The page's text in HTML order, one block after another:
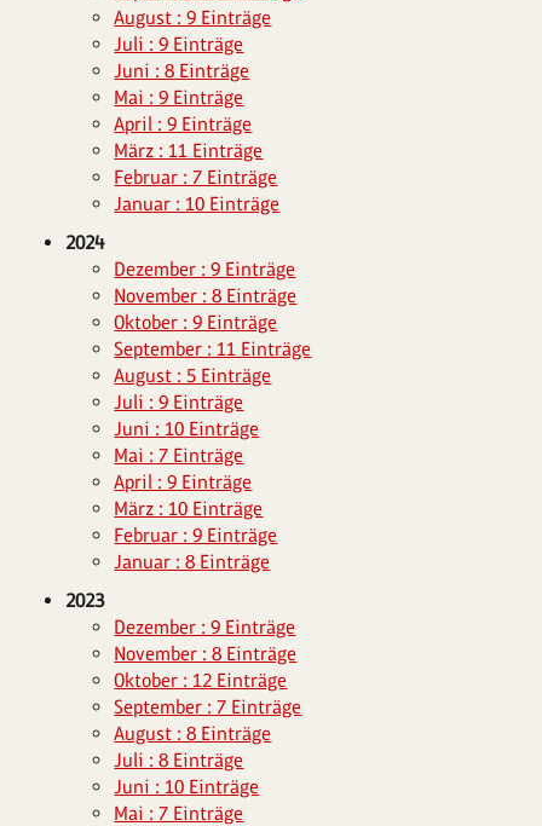
August : 9 Einträge
Juli : 9 Einträge
Juni : 8 Einträge
Mai : 9 Einträge
April : 9 Einträge
März : 11 Einträge
Februar : 7 Einträge
Januar : 10 Einträge
2024
Dezember : 9 Einträge
November : 8 Einträge
Oktober : 9 Einträge
September : 11 Einträge
August : 5 Einträge
Juli : 9 Einträge
Juni : 10 Einträge
Mai : 7 Einträge
April : 9 Einträge
März : 10 Einträge
Februar : 9 Einträge
Januar : 8 Einträge
2023
Dezember : 9 Einträge
November : 8 Einträge
Oktober : 12 Einträge
September : 7 Einträge
August : 8 Einträge
Juli : 8 Einträge
Juni : 10 Einträge
Mai : 7 Einträge